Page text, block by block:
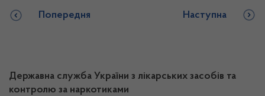
Попередня Наступна
Державна служба України з лікарських засобів та
контролю за наркотиками